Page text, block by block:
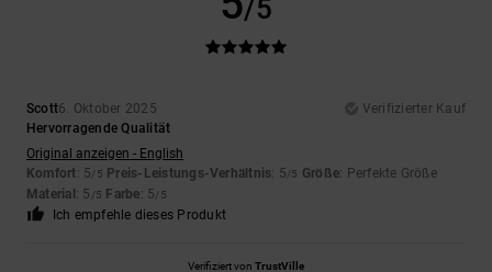
/5
Scott6. Oktober 2025
Verifizierter Kauf
Hervorragende Qualität
Original anzeigen - English
Komfort: 5/5 Preis-Leistungs-Verhältnis: 5/5 Größe: Perfekte Größe
Material : 5 /5 Farbe: 5/5
Ich empfehle dieses Produkt
Verifiziert von TrustVille